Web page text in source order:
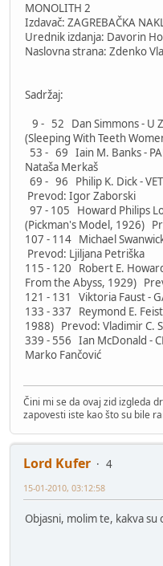
MONOLITH 2
Izdavač: ZAGREBAČKA
Urednik izdanja: Davorin
Naslovna strana: Zdenko
Sadržaj:
9 - 52 Dan Simmons - U
(Sleeping With Teeth
53 - 69 Iain M. Banks -
Nataša Merkaš
69 - 96 Philip K. Dick -
Prevod: Igor Zaborski
97 - 105 Howard Philips
(Pickman's Model, 1926)
107 - 114 Michael
Prevod: Ljiljana Petriška
115 - 120 Robert E.
From the Abyss, 1929)
121 - 131 Viktoria Faust -
133 - 337 Reymond E.
1988) Prevod: Vladimir C.
339 - 556 Ian McDonald -
Marko Fančović
Čini mi se da ovaj zid izgleda
zapovesti iste kao što su bile
Lord Kufer
4
15-01-2010, 03:12:58
Objasni, molim te, kakva su